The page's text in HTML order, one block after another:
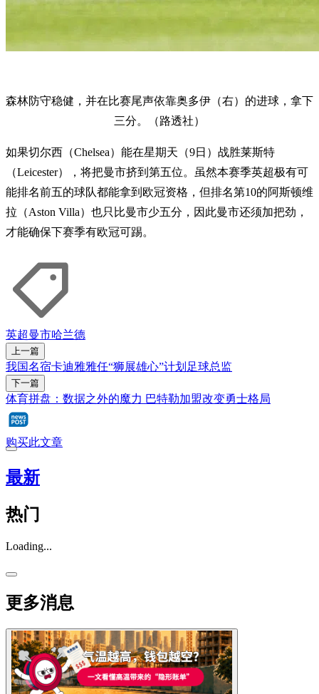
森林防守稳健，并在比赛尾声依靠奥多伊（右）的进球，拿下
三分。（路透社）
如果切尔西（Chelsea）能在星期天（9日）战胜莱斯特
（Leicester），将把曼市挤到第五位。虽然本赛季英超极有可
能排名前五的球队都能拿到欧冠资格，但排名第10的阿斯顿维
拉（Aston Villa）也只比曼市少五分，因此曼市还须加把劲，
才能确保下赛季有欧冠可踢。
英超曼市哈兰德
上一篇
我国名宿卡迪雅雅任“狮展雄心”计划足球总监
下一篇
体育拼盘：数据之外的魔力 巴特勒加盟改变勇士格局
购买此文章
最新
热门
Loading...
更多消息